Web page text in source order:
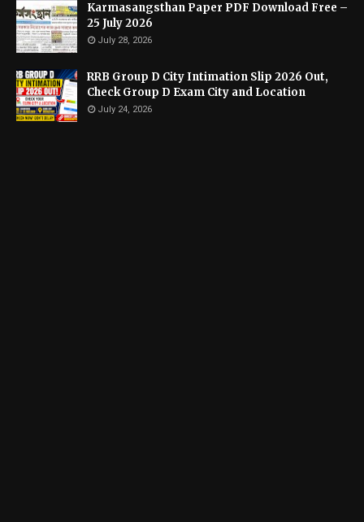
Karmasangsthan Paper PDF Download Free –
25 July 2026
July 28, 2026
RRB Group D City Intimation Slip 2026 Out,
Check Group D Exam City and Location
July 24, 2026